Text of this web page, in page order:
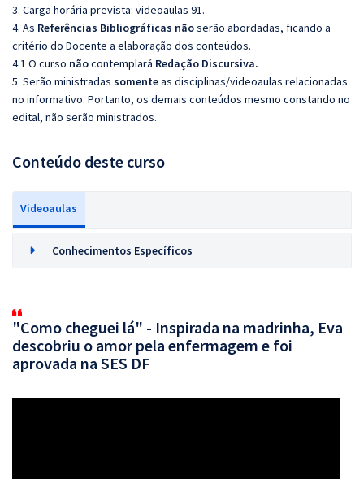
3. Carga horária prevista: videoaulas 91.
4. As Referências Bibliográficas nãoserão abordadas, ficando a
critério do Docente a elaboração dos conteúdos.
4.1 O curso nãocontemplará Redação Discursiva.
5. Serão ministradas somenteas disciplinas/videoaulas relacionadas
no informativo. Portanto, os demais conteúdos mesmo constando no
edital, não serão ministrados.
Conteúdo deste curso
Videoaulas
Conhecimentos Específicos
"Como cheguei lá" - Inspirada na madrinha, Eva
descobriu o amor pela enfermagem e foi
aprovada na SES DF